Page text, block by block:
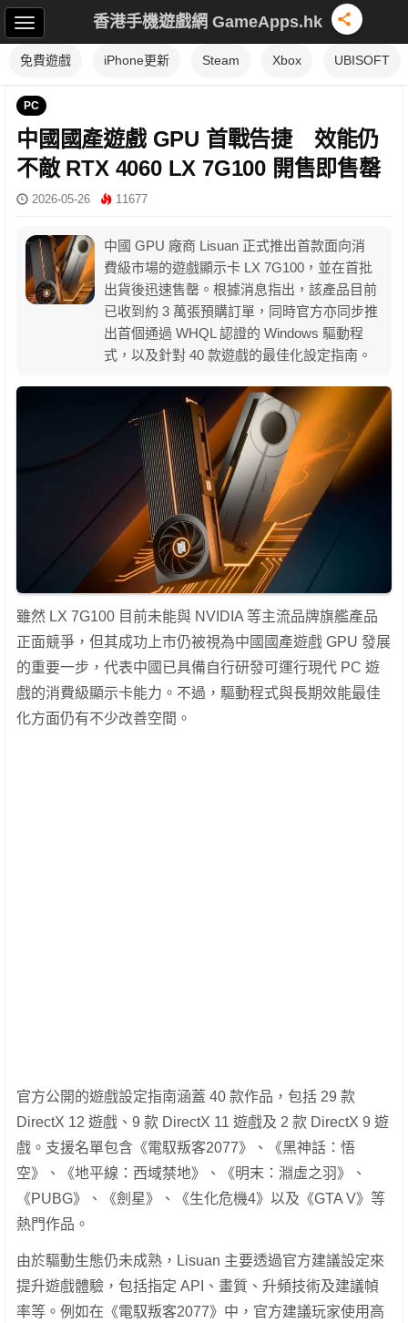
香港手機遊戲網 GameApps.hk
免費遊戲 iPhone更新 Steam Xbox UBISOFT
PC
中國國產遊戲 GPU 首戰告捷 效能仍
不敵 RTX 4060 LX 7G100 開售即售罄
2026-05-26 11677
中國 GPU 廠商 Lisuan 正式推出首款面向消
費級市場的遊戲顯示卡 LX 7G100，並在首批
出貨後迅速售罄。根據消息指出，該產品目前
已收到約 3 萬張預購訂單，同時官方亦同步推
出首個通過 WHQL 認證的 Windows 驅動程
式，以及針對 40 款遊戲的最佳化設定指南。
雖然 LX 7G100 目前未能與 NVIDIA 等主流品牌旗艦產品
正面競爭，但其成功上市仍被視為中國國產遊戲 GPU 發展
的重要一步，代表中國已具備自行研發可運行現代 PC 遊
戲的消費級顯示卡能力。不過，驅動程式與長期效能最佳
化方面仍有不少改善空間。
官方公開的遊戲設定指南涵蓋 40 款作品，包括 29 款
DirectX 12 遊戲、9 款 DirectX 11 遊戲及 2 款 DirectX 9 遊
戲。支援名單包含《電馭叛客2077》、《黑神話：悟
空》、《地平線：西域禁地》、《明末：淵虛之羽》、
《PUBG》、《劍星》、《生化危機4》以及《GTA V》等
熱門作品。
由於驅動生態仍未成熟，Lisuan 主要透過官方建議設定來
提升遊戲體驗，包括指定 API、畫質、升頻技術及建議幀
率等。例如在《電馭叛客2077》中，官方建議玩家使用高